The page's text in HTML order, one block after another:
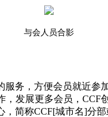
与会人员合影
服务，方便会员就近参
，发展更多会员，CCF
，简称CCF[城市名]分